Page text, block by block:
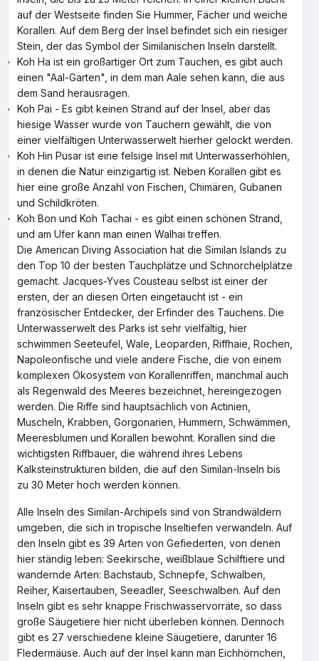
auf der Westseite finden Sie Hummer, Fächer und weiche
Korallen. Auf dem Berg der Insel befindet sich ein riesiger
Stein, der das Symbol der Similanischen Inseln darstellt.
Koh Ha ist ein großartiger Ort zum Tauchen, es gibt auch
einen "Aal-Garten", in dem man Aale sehen kann, die aus
dem Sand herausragen.
Koh Pai - Es gibt keinen Strand auf der Insel, aber das
hiesige Wasser wurde von Tauchern gewählt, die von
einer vielfältigen Unterwasserwelt hierher gelockt werden.
Koh Hin Pusar ist eine felsige Insel mit Unterwasserhöhlen,
in denen die Natur einzigartig ist. Neben Korallen gibt es
hier eine große Anzahl von Fischen, Chimären, Gubanen
und Schildkröten.
Koh Bon und Koh Tachai - es gibt einen schönen Strand,
und am Ufer kann man einen Walhai treffen.
Die American Diving Association hat die Similan Islands zu
den Top 10 der besten Tauchplätze und Schnorchelplätze
gemacht. Jacques-Yves Cousteau selbst ist einer der
ersten, der an diesen Orten eingetaucht ist - ein
französischer Entdecker, der Erfinder des Tauchens. Die
Unterwasserwelt des Parks ist sehr vielfältig, hier
schwimmen Seeteufel, Wale, Leoparden, Riffhaie, Rochen,
Napoleonfische und viele andere Fische, die von einem
komplexen Ökosystem von Korallenriffen, manchmal auch
als Regenwald des Meeres bezeichnet, hereingezogen
werden. Die Riffe sind hauptsächlich von Actinien,
Muscheln, Krabben, Gorgonarien, Hummern, Schwämmen,
Meeresblumen und Korallen bewohnt. Korallen sind die
wichtigsten Riffbauer, die während ihres Lebens
Kalksteinstrukturen bilden, die auf den Similan-Inseln bis
zu 30 Meter hoch werden können.
Alle Inseln des Similan-Archipels sind von Strandwäldern
umgeben, die sich in tropische Inseltiefen verwandeln. Auf
den Inseln gibt es 39 Arten von Gefiederten, von denen
hier ständig leben: Seekirsche, weißblaue Schilftiere und
wandernde Arten: Bachstaub, Schnepfe, Schwalben,
Reiher, Kaisertauben, Seeadler, Seeschwalben. Auf den
Inseln gibt es sehr knappe Frischwasservorräte, so dass
große Säugetiere hier nicht überleben können. Dennoch
gibt es 27 verschiedene kleine Säugetiere, darunter 16
Fledermäuse. Auch auf der Insel kann man Eichhörnchen,